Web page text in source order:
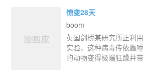
惊变28天
boom
英国剑桥某研究所正利
实验，这种病毒传依靠
的动物变得极端狂躁并